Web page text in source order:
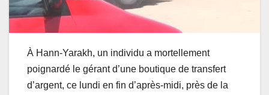
À Hann-Yarakh, un individu a mortellement
poignardé le gérant d’une boutique de transfert
d’argent, ce lundi en fin d’après-midi, près de la